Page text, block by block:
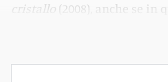
cristallo (2008), anche se in